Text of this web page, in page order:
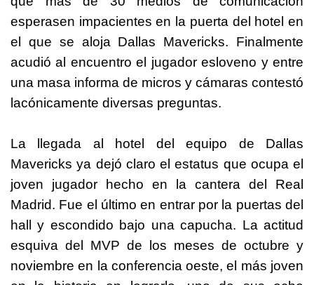
esperasen impacientes en la puerta del hotel en
el que se aloja Dallas Mavericks. Finalmente
acudió al encuentro el jugador esloveno y entre
una masa informa de micros y cámaras contestó
lacónicamente diversas preguntas.
La llegada al hotel del equipo de Dallas
Mavericks ya dejó claro el estatus que ocupa el
joven jugador hecho en la cantera del Real
Madrid. Fue el último en entrar por la puertas del
hall y escondido bajo una capucha. La actitud
esquiva del MVP de los meses de octubre y
noviembre en la conferencia oeste, el más joven